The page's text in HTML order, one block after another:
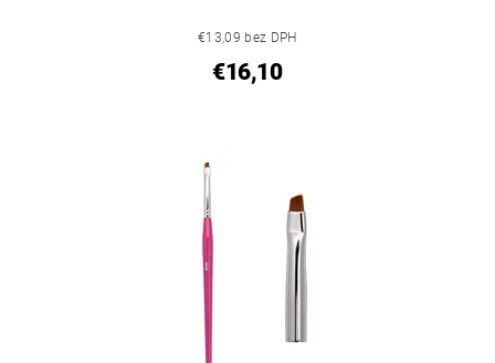
€13,09 bez DPH
€16,10